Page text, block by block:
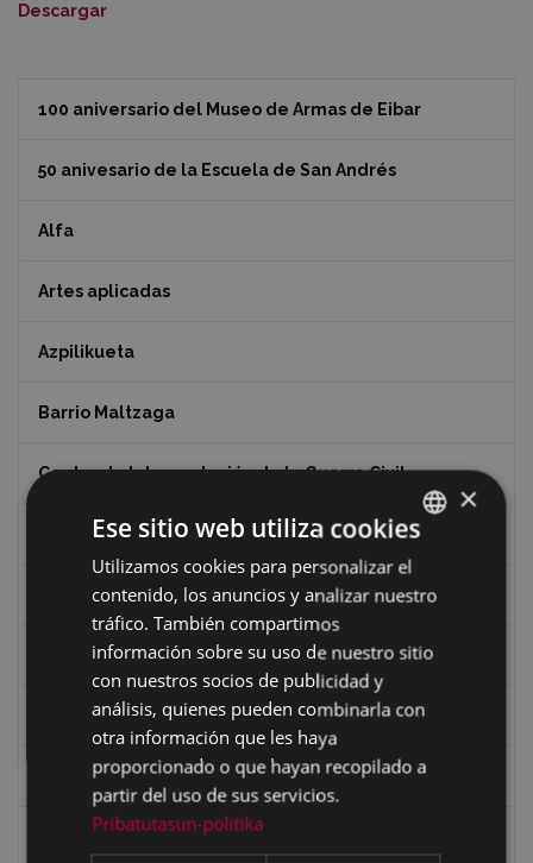
Descargar
100 aniversario del Museo de Armas de Eibar
50 anivesario de la Escuela de San Andrés
Alfa
Artes aplicadas
Azpilikueta
Barrio Maltzaga
Centro de Interpretación de la Guerra Civil
Ciclismo
Ciclismo "A rueda"
Dibujos de Julen Zabaleta
Eibar desde el aire
Eibartarren ahotan
Ermitas
BASQUE
SPANISH
×
Ese sitio web utiliza cookies
Utilizamos cookies para personalizar el
contenido, los anuncios y analizar nuestro
tráfico. También compartimos
información sobre su uso de nuestro sitio
con nuestros socios de publicidad y
análisis, quienes pueden combinarla con
otra información que les haya
proporcionado o que hayan recopilado a
partir del uso de sus servicios.
Pribatutasun-politika